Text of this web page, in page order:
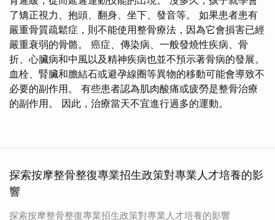
了矯正視力、抱頭、翻身、坐下、發音等。 如果患者患有
嚴重骨質疏鬆症，則不能使用整骨療法，因為它會損害已經
嚴重衰弱的骨骼。 癌症、傳染病、一般發燒性疾病、骨
折、心臟病和中風以及精神疾病也並不預示著骨病的發展。
血栓、腎臟和膽結石或避孕線圈等異物的移動可能會導致不
必要的副作用。 有些患者認為肌肉酸痛或疲勞是整骨治療
的副作用。 因此，治療當天不宜進行過多的運動。
探索按摩整骨整復專業招生政策對專業人才培養的影
響
探索按摩整骨整復專業招生政策對專業人才培養的影響